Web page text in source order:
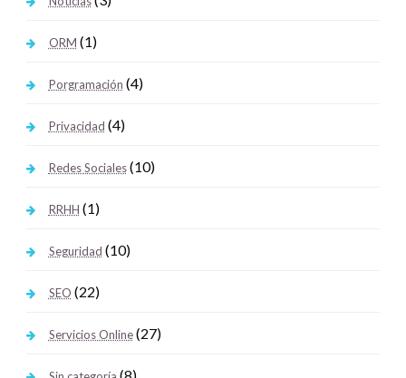
ORM (1)
Porgramación (4)
Privacidad (4)
Redes Sociales(10)
RRHH (1)
Seguridad (10)
SEO (22)
Servicios Online(27)